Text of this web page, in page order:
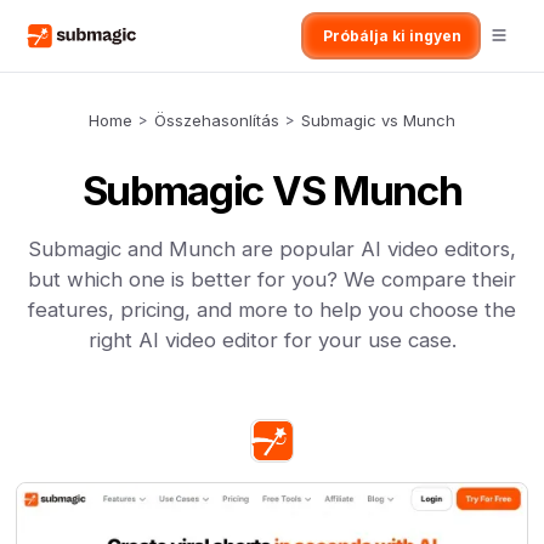
Próbálja ki ingyen
Home > Összehasonlítás > Submagic vs Munch
Submagic VS Munch
Submagic and Munch are popular AI video editors,
but which one is better for you? We compare their
features, pricing, and more to help you choose the
right AI video editor for your use case.